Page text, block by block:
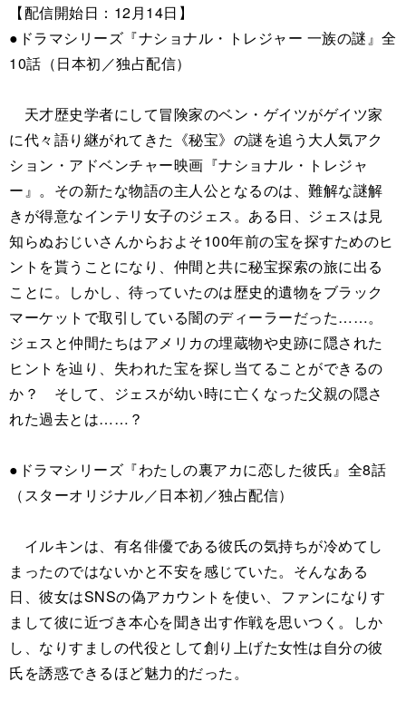
【配信開始日：12月14日】
●ドラマシリーズ『ナショナル・トレジャー 一族の謎』全
10話（日本初／独占配信）
天才歴史学者にして冒険家のベン・ゲイツがゲイツ家
に代々語り継がれてきた《秘宝》の謎を追う大人気アク
ション・アドベンチャー映画『ナショナル・トレジャ
ー』。その新たな物語の主人公となるのは、難解な謎解
きが得意なインテリ女子のジェス。ある日、ジェスは見
知らぬおじいさんからおよそ100年前の宝を探すためのヒ
ントを貰うことになり、仲間と共に秘宝探索の旅に出る
ことに。しかし、待っていたのは歴史的遺物をブラック
マーケットで取引している闇のディーラーだった……。
ジェスと仲間たちはアメリカの埋蔵物や史跡に隠された
ヒントを辿り、失われた宝を探し当てることができるの
か？ そして、ジェスが幼い時に亡くなった父親の隠さ
れた過去とは……？
●ドラマシリーズ『わたしの裏アカに恋した彼氏』全8話
（スターオリジナル／日本初／独占配信）
イルキンは、有名俳優である彼氏の気持ちが冷めてし
まったのではないかと不安を感じていた。そんなある
日、彼女はSNSの偽アカウントを使い、ファンになりす
まして彼に近づき本心を聞き出す作戦を思いつく。しか
し、なりすましの代役として創り上げた女性は自分の彼
氏を誘惑できるほど魅力的だった。